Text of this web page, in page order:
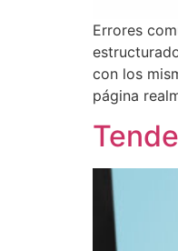
Errores
con los
página